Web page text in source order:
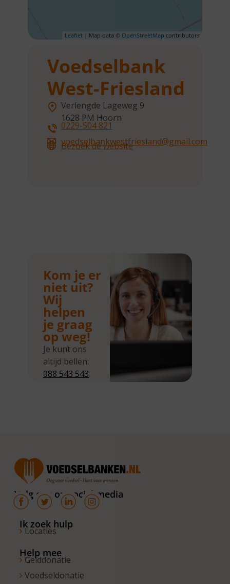
Leaflet | Map data © OpenStreetMap contributors
Voedselbank
West-Friesland
Verlengde Lageweg 9
1628 PM Hoorn
0229-504 821
voedselbankwestfriesland@gmail.com
Bezoek de website
Kom je er
niet uit?
Wij
helpen
je graag
op weg!
Je kunt ons
altijd bellen:
088 543 543
van 10.00 –
16.00 uur. Op
de vrijdagen
zijn wij
bereikbaar
van 10.00 –
Volg ons op social media
Ik zoek hulp
Locaties
Help mee
Gelddonatie
Voedseldonatie